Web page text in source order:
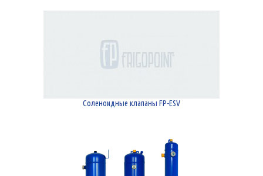
Соленоидные клапаны FP-ESV